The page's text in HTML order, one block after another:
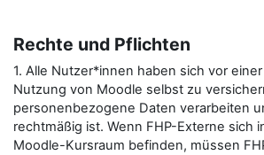
Rechte und Pflichten
1. Alle Nutzer*innen haben sich vor
Nutzung von Moodle selbst zu
personenbezogene Daten verarbeiten
rechtmäßig ist. Wenn FHP-Externe sich
Moodle-Kursraum befinden, müssen